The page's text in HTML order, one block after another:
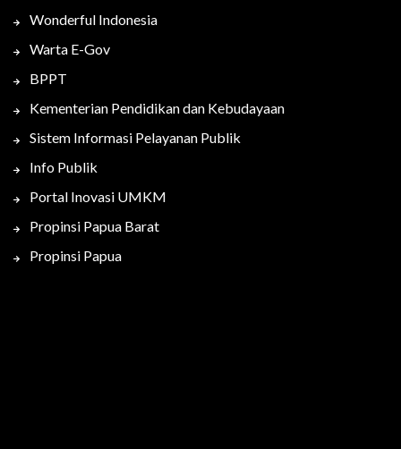
Wonderful Indonesia
Warta E-Gov
BPPT
Kementerian Pendidikan dan Kebudayaan
Sistem Informasi Pelayanan Publik
Info Publik
Portal Inovasi UMKM
Propinsi Papua Barat
Propinsi Papua